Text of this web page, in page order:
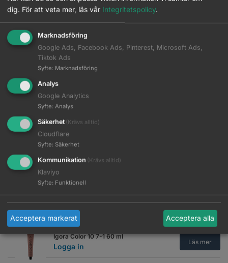
Igora Color 10 3-0 60 ml
Logga in
Igora Color 10 5-0 60 ml
Logga in
Läs mer
Logga in
Igora Color 10 6-0 60 ml
Logga in
Igora Color 10 6-00 60 ml
Igora Color 10 7-0 60 ml
Logga in
Igora Color 10 7-00 60 ml
Logga in
Läs mer
Igora Color 10 7-1 60 ml
Logga in
Läs mer
dig. För att veta mer, läs vår Integritetspolicy.
Marknadsföring
Google Ads, Facebook Ads, Pinterest, Microsoft Ads,
Tiktok Ads
Syfte: Marknadsföring
Analys
Google Analytics
Syfte: Analys
Säkerhet (Krävs alltid)
Cloudflare
Syfte: Säkerhet
Kommunikation (Krävs alltid)
Klaviyo
Syfte: Funktionell
Acceptera markerat Acceptera alla